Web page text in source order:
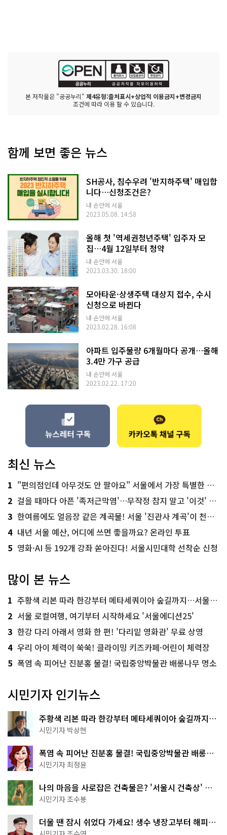
본 저작물은 "공공누리" 제4유형:출처표시+상업적 이용금지+변경금지
조건에 따라 이용 할 수 있습니다.
함께 보면 좋은 뉴스
SH공사, 침수우려 '반지하주택' 매입합
니다…신청조건은?
내 손안에 서울
2023.05.08. 14:58
올해 첫 '역세권청년주택' 입주자 모
집…4월 12일부터 청약
내 손안에 서울
2023.03.30. 18:00
모아타운·상생주택 대상지 접수, 수시
신청으로 바뀐다
내 손안에 서울
2023.02.28. 16:08
아파트 입주물량 6개월마다 공개…올해
3.4만 가구 공급
내 손안에 서울
2023.02.22. 17:20
최신 뉴스
1 "편의점인데 아무것도 안 팔아요" 서울에서 가장 특별한 편의점의 정체
2 걸을 때마다 아픈 '족저근막염'…무작정 참지 말고 '이것' 해보세요!
3 한여름에도 얼음장 같은 계곡물! 서울 '진관사 계곡'이 천국이네~
4 내년 서울 예산, 어디에 쓰면 좋을까요? 온라인 투표
5 영화·AI 등 192개 강좌 쏟아진다! 서울시민대학 선착순 신청
많이 본 뉴스
1 주황색 리본 따라 한강부터 메타세쿼이아 숲길까지…서울둘레길 15코스
2 서울 로컬여행, 여기부터 시작하세요 '서울에디션25'
3 한강 다리 아래서 영화 한 편! '다리밑 영화관' 무료 상영
4 우리 아이 체력이 쑥쑥! 클라이밍 키즈카페·어린이 체력장
5 폭염 속 피어난 진분홍 물결! 국립중앙박물관 배롱나무 명소
시민기자 인기뉴스
주황색 리본 따라 한강부터 메타세쿼이아 숲길까지…
서울둘레길 15코스
시민기자 박상현
폭염 속 피어난 진분홍 물결! 국립중앙박물관 배롱나
무 명소
시민기자 최정윤
나의 마음을 사로잡은 건축물은? '서울시 건축상' 수
상작 공개!
시민기자 조수봉
더울 땐 잠시 쉬었다 가세요! 생수 냉장고부터 해피소
·무더위쉼터까지